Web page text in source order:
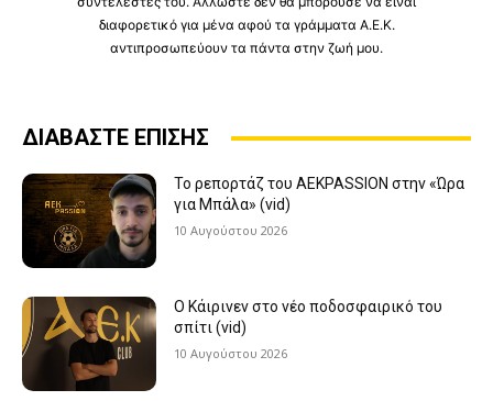
διαφορετικό για μένα αφού τα γράμματα Α.Ε.Κ.
αντιπροσωπεύουν τα πάντα στην ζωή μου.
ΔΙΑΒΑΣΤΕ ΕΠΙΣΗΣ
Το ρεπορτάζ του AEKPASSION στην «Ώρα
για Μπάλα» (vid)
10 Αυγούστου 2026
Ο Κάιρινεν στο νέο ποδοσφαιρικό του
σπίτι (vid)
10 Αυγούστου 2026